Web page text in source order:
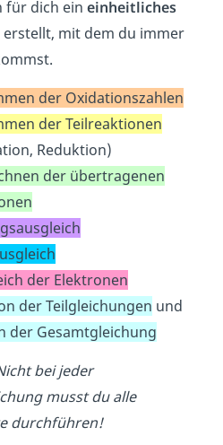
für dich ein einheitliches
erstellt, mit dem du immer
der Oxidationszahlen
der Teilreaktionen
Reduktion)
der übertragenen
der Elektronen
der Teilgleichungen und
der Gesamtgleichung
bei jeder
musst du alle
durchführen!